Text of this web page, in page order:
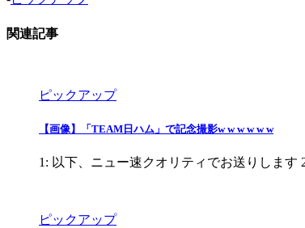
関連記事
ピックアップ
【画像】「TEAM日ハム」で記念撮影w w w w w w
1: 以下、ニュー速クオリティでお送りします
ピックアップ